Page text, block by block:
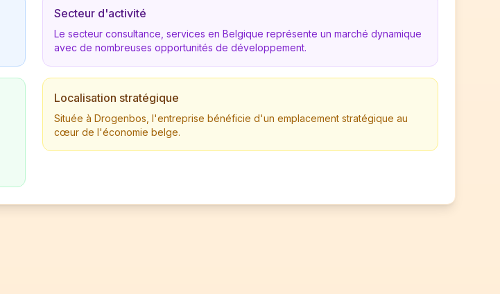
Secteur d'activité
Le secteur consultance, services en Belgique représente un marché dynamique
avec de nombreuses opportunités de développement.
Localisation stratégique
Située à Drogenbos, l'entreprise bénéficie d'un emplacement stratégique au
cœur de l'économie belge.